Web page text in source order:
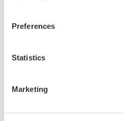
Preferences
Statistics
Marketing
Pre-FEED Consultando
Yokogawa A Yokogawa
fornecendo valor em
clientes. A está
pré-FEED, onde pode